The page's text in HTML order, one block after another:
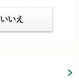
いいえ